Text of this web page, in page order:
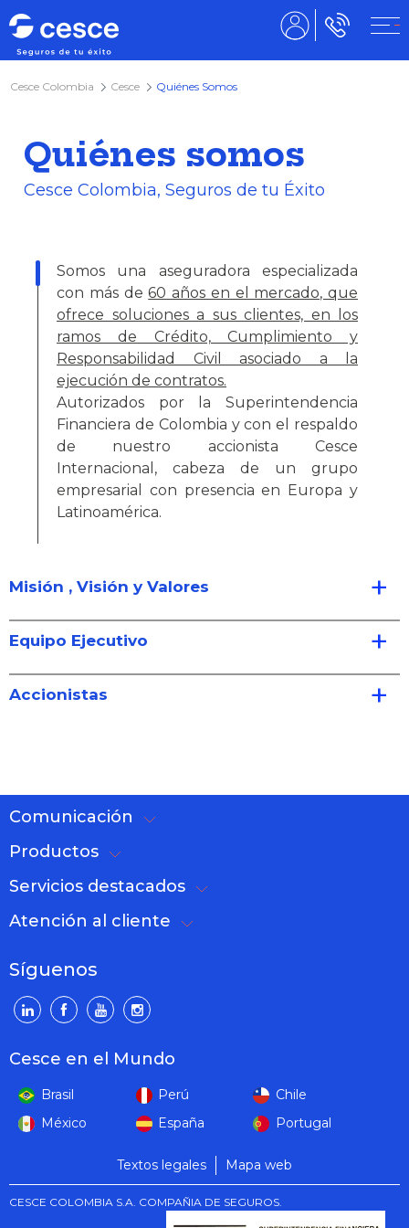
Cesce Colombia Cesce Quiénes Somos
Quiénes somos
Cesce Colombia, Seguros de tu Éxito
Somos una aseguradora especializada
con más de60 años en el mercado, que
ofrece soluciones a sus clientes, en los
ramos de Crédito, Cumplimiento y
Responsabilidad Civil asociado a la
ejecución de contratos.
Autorizados por la Superintendencia
Financiera de Colombia y con el respaldo
de nuestro accionista Cesce
Internacional, cabeza de un grupo
empresarial con presencia en Europa y
Latinoamérica.
Misión , Visión y Valores
Equipo Ejecutivo
Accionistas
Comunicación
Productos
Servicios destacados
Atención al cliente
Síguenos
Cesce en el Mundo
Brasil Perú
Chile
México
España Portugal
Textos legales Mapa web
CESCE COLOMBIA S.A. COMPAÑIA DE SEGUROS.